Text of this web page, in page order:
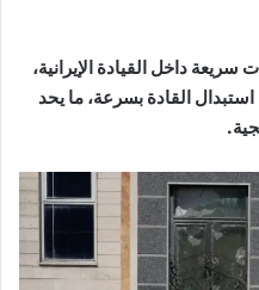
داخل القيادة الإيرانية،
استبدال القادة بسرعة، ما يحد